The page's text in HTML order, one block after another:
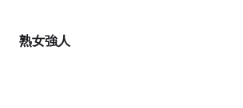
熟女強人